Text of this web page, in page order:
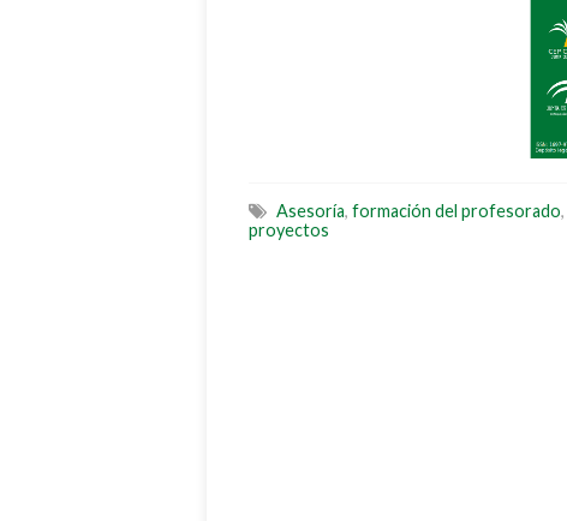
Asesoría, formación del profesorado,
proyectos